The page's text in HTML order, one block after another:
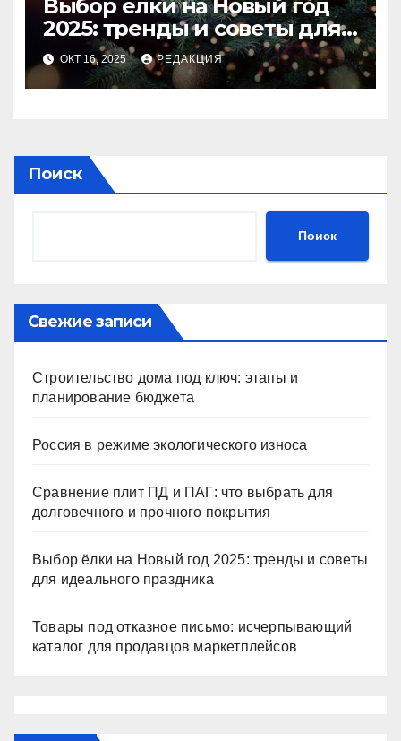
Выбор ёлки на Новый год
2025: тренды и советы для
идеального праздника
ОКТ 16, 2025 РЕДАКЦИЯ
Поиск
Поиск
Свежие записи
Строительство дома под ключ: этапы и
планирование бюджета
Россия в режиме экологического износа
Сравнение плит ПД и ПАГ: что выбрать для
долговечного и прочного покрытия
Выбор ёлки на Новый год 2025: тренды и советы
для идеального праздника
Товары под отказное письмо: исчерпывающий
каталог для продавцов маркетплейсов